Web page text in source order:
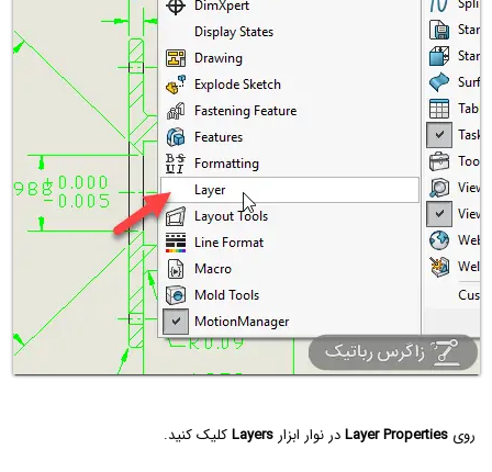
روی Layer Propertiesدر نوار ابزار Layersکلیک کنید.